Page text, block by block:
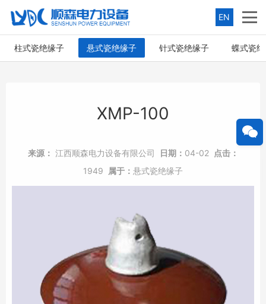
EN
柱式瓷绝缘子 悬式瓷绝缘子 针式瓷绝缘子 蝶式瓷
XMP-100
来源： 江西顺森电力设备有限公司 日期： 04-02 点击：
1949
属于： 悬式瓷绝缘子